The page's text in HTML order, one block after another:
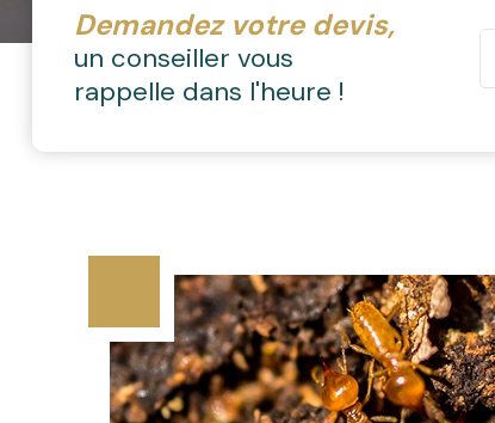
Demandez votre devis,
un conseiller vous
rappelle dans l'heure !